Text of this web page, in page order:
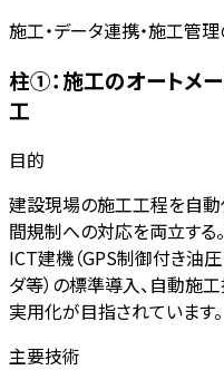
施工・データ連携・施工管
柱①：施工のオートメ
工
目的
建設現場の施工工程を自動
間規制への対応を両立する
ICT建機（GPS制御付き油圧
ダ等）の標準導入、自動施
実用化が目指されています。
主要技術